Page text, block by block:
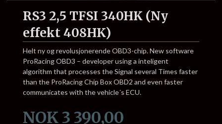
RS3 2,5 TFSI 340HK (Ny
effekt 408HK)
Helt ny og revolusjonerende OBD3-chip. New software
ProRacing OBD3 – developer using a inteligent
algorithm that processes the Signal several Times faster
than the ProRacing Chip Box OBD2 and even faster
communicates with the vehicle´s ECU.
Pris
NOK 3 390,00